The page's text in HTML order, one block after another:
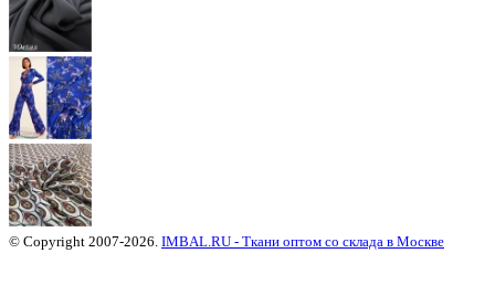
© Copyright 2007-2026. IMBAL.RU - Ткани оптом со склада в Москве